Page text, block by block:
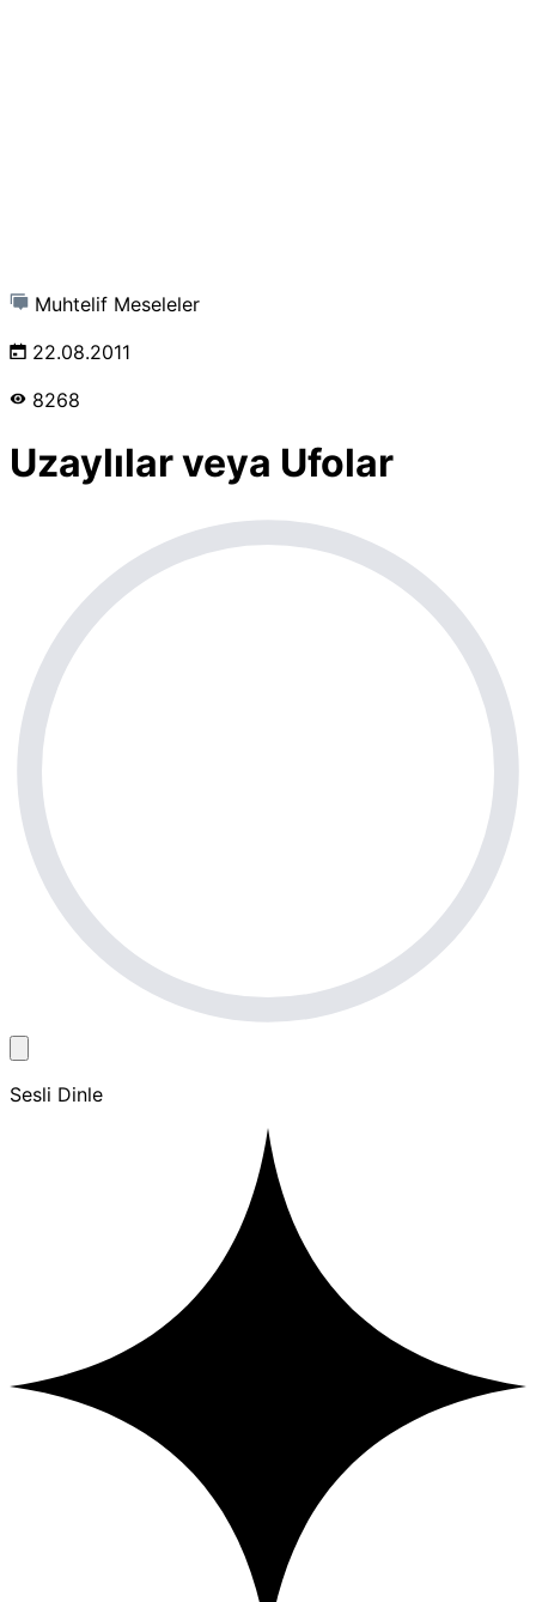
Muhtelif Meseleler
22.08.2011
8268
Uzaylılar veya Ufolar
Sesli Dinle